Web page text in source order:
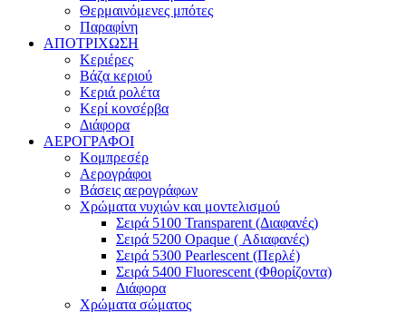
Θερμαινόμενες μπότες
Παραφίνη
ΑΠΟΤΡΙΧΩΣΗ
Κεριέρες
Βάζα κεριού
Κεριά ρολέτα
Κερί κονσέρβα
Διάφορα
ΑΕΡΟΓΡΑΦΟΙ
Κομπρεσέρ
Αερογράφοι
Βάσεις αερογράφων
Χρώματα νυχιών και μοντελισμού
Σειρά 5100 Transparent (Διαφανές)
Σειρά 5200 Opaque ( Αδιαφανές)
Σειρά 5300 Pearlescent (Περλέ)
Σειρά 5400 Fluorescent (Φθορίζοντα)
Διάφορα
Χρώματα σώματος